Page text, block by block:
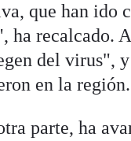
que han ido
ha recalcado.
del virus",
en la región.
parte, ha